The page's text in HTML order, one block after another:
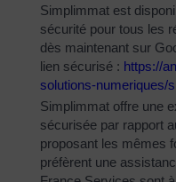
Simplimmat est
sécurité pour tous les
dès maintenant sur
lien sécurisé : https://
solutions-numeriques/
Simplimmat offre une
sécurisée par rapport
proposant les mêmes
préfèrent une